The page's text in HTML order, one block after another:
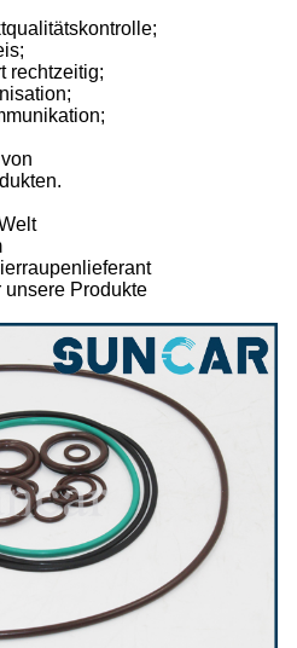
rechtzeitig;
unsere Produkte